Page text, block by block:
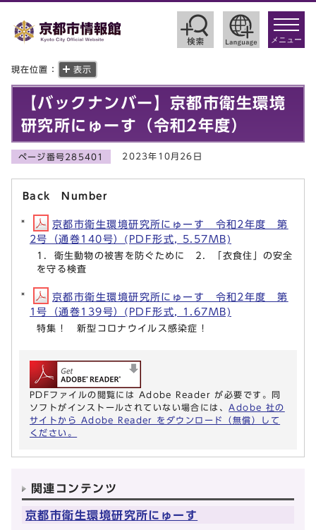
toggle
メニュー
現在位置： 表示
【バックナンバー】京都市衛生環境
研究所にゅーす（令和2年度）
ページ番号285401 2023年10月26日
Back Number
京都市衛生環境研究所にゅーす 令和2年度 第
2号（通巻140号）(PDF形式, 5.57MB)
1．衛生動物の被害を防ぐために 2．「衣食住」の安全
を守る検査
京都市衛生環境研究所にゅーす 令和2年度 第
1号（通巻139号）(PDF形式, 1.67MB)
特集！ 新型コロナウイルス感染症！
PDFファイルの閲覧には Adobe Reader が必要です。同
ソフトがインストールされていない場合には、 Adobe 社の
サイトから Adobe Reader をダウンロード（無償）して
ください。
関連コンテンツ
京都市衛生環境研究所にゅーす